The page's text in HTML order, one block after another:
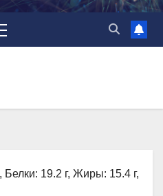
Белки: 19.2 г, Жиры: 15.4 г,